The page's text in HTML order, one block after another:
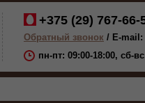
+375 (29) 767-66-
Обратный звонок / E-mail:
пн-пт: 09:00-18:00, сб-